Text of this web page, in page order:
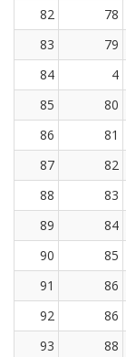
82
78
83
79
84
4
85
80
86
81
87
82
88
83
89
84
90
85
91
86
92
86
93
88